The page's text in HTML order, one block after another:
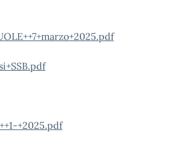
+2025.pdf